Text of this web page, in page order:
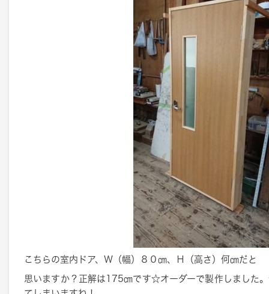
こちらの室内ドア、Ｗ（幅）８０㎝、Ｈ（高さ）何㎝だと
思いますか？正解は175㎝です☆オーダーで製作しました